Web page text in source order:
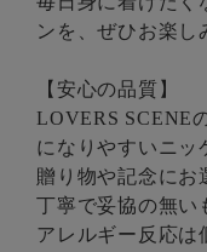
ンを、ぜひお楽し
【安心の品質】
LOVERS SCENE
になりやすいニッ
贈り物や記念にお
丁寧で妥協の無
アレルギー反応は